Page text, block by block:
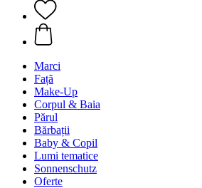
Marci
Față
Make-Up
Corpul & Baia
Părul
Bărbații
Baby & Copil
Lumi tematice
Sonnenschutz
Oferte